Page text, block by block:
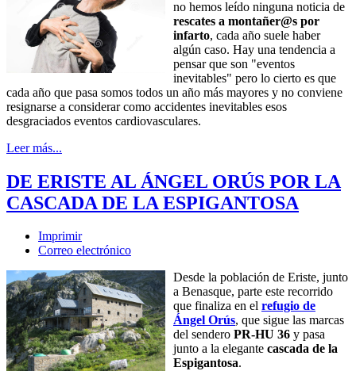
no hemos leído ninguna noticia de
rescates a montañer@s por
infarto, cada año suele haber
algún caso. Hay una tendencia a
pensar que son "eventos
inevitables" pero lo cierto es que
cada año que pasa somos todos un año más mayores y no conviene
resignarse a considerar como accidentes inevitables esos
desgraciados eventos cardiovasculares.
Leer más...
DE ERISTE AL ÁNGEL ORÚS POR LA
CASCADA DE LA ESPIGANTOSA
Imprimir
Correo electrónico
Desde la población de Eriste, junto
a Benasque, parte este recorrido
que finaliza en el refugio de
Ángel Orús, que sigue las marcas
del sendero PR-HU 36 y pasa
junto a la elegante cascada de la
Espigantosa.